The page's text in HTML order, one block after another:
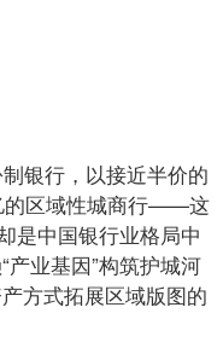
银行，以接近半价的
的区域性城商行——这
是中国银行业格局中
业基因”构筑护城河
方式拓展区域版图的